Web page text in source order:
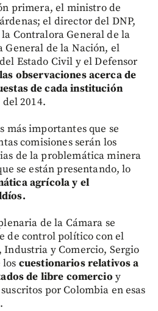
primera, el ministro de
el director del DNP,
Contralora General de la
de la Nación, el
Estado Civil y el Defensor
observaciones acerca de
de cada institución
2014.
más importantes que se
comisiones serán los
de la problemática minera
se están presentando, lo
agrícola y el
de la Cámara se
de control político con el
y Comercio, Sergio
los cuestionarios relativos a
de libre comercio y
por Colombia en esas